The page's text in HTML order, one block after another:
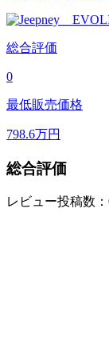
総合評価
0
最低販売価格
798.6万円
総合評価
レビュー投稿数